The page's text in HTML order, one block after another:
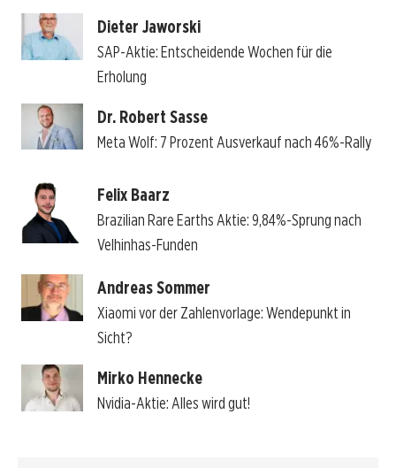
Dieter Jaworski
SAP-Aktie: Entscheidende Wochen für die
Erholung
Dr. Robert Sasse
Meta Wolf: 7 Prozent Ausverkauf nach 46%-Rally
Felix Baarz
Brazilian Rare Earths Aktie: 9,84%-Sprung nach
Velhinhas-Funden
Andreas Sommer
Xiaomi vor der Zahlenvorlage: Wendepunkt in
Sicht?
Mirko Hennecke
Nvidia-Aktie: Alles wird gut!